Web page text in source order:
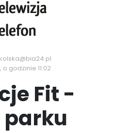
o godzinie 11:02
Fit -